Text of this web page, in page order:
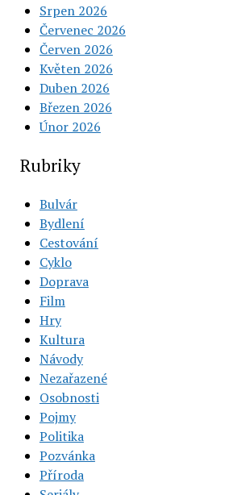
Srpen 2026
Červenec 2026
Červen 2026
Květen 2026
Duben 2026
Březen 2026
Únor 2026
Rubriky
Bulvár
Bydlení
Cestování
Cyklo
Doprava
Film
Hry
Kultura
Návody
Nezařazené
Osobnosti
Pojmy
Politika
Pozvánka
Příroda